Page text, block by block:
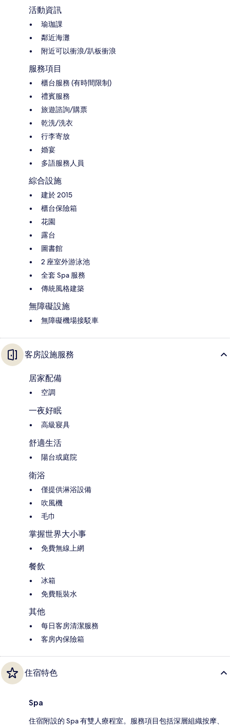
活動資訊
瑜珈課
鄰近海灘
附近可以衝浪/趴板衝浪
服務項目
櫃台服務 (有時間限制)
禮賓服務
旅遊諮詢/購票
乾洗/洗衣
行李寄放
婚宴
多語服務人員
綜合設施
建於 2015
櫃台保險箱
花園
露台
圖書館
2 座室外游泳池
全套 Spa 服務
傳統風格建築
無障礙設施
無障礙機場接駁車
客房設施服務
居家配備
空調
一夜好眠
高級寢具
舒適生活
陽台或庭院
衛浴
僅提供淋浴設備
吹風機
毛巾
掌握世界大小事
免費無線上網
餐飲
冰箱
免費瓶裝水
其他
每日客房清潔服務
客房內保險箱
住宿特色
Spa
住宿附設的 Spa 有雙人療程室。服務項目包括深層組織按摩、